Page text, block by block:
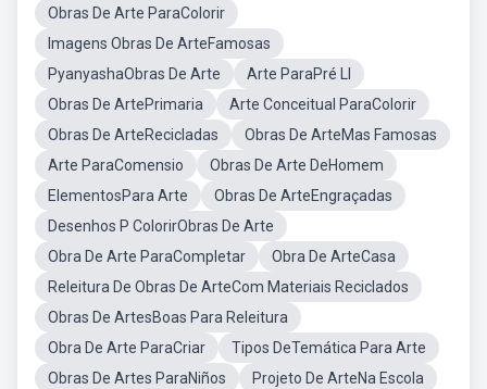
Obras De Arte ParaColorir
Imagens Obras De ArteFamosas
PyanyashaObras De Arte
Arte ParaPré Ll
Obras De ArtePrimaria
Arte Conceitual ParaColorir
Obras De ArteRecicladas
Obras De ArteMas Famosas
Arte ParaComensio
Obras De Arte DeHomem
ElementosPara Arte
Obras De ArteEngraçadas
Desenhos P ColorirObras De Arte
Obra De Arte ParaCompletar
Obra De ArteCasa
Releitura De Obras De ArteCom Materiais Reciclados
Obras De ArtesBoas Para Releitura
Obra De Arte ParaCriar
Tipos DeTemática Para Arte
Obras De Artes ParaNiños
Projeto De ArteNa Escola